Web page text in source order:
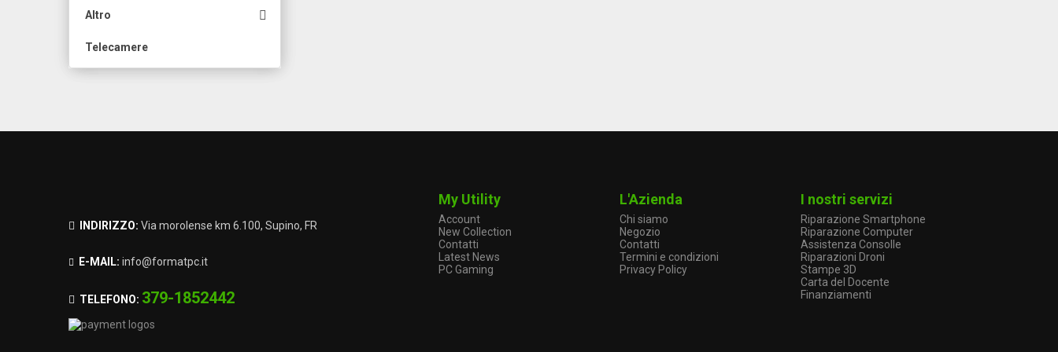
Altro 
Telecamere
INDIRIZZO: Via morolense km 6.100, Supino, FR
E-MAIL: info@formatpc.it
TELEFONO: 379-1852442
My Utility
Account
New Collection
Contatti
Latest News
PC Gaming
L'Azienda
Chi siamo
Negozio
Contatti
Termini e condizioni
Privacy Policy
I nostri servizi
Riparazione Smartphone
Riparazione Computer
Assistenza Consolle
Riparazioni Droni
Stampe 3D
Carta del Docente
Finanziamenti